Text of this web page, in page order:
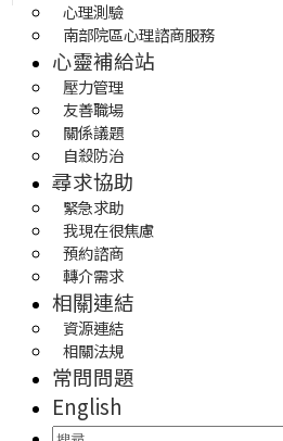
心理測驗
南部院區心理諮商服務
心靈補給站
壓力管理
友善職場
關係議題
自殺防治
尋求協助
緊急求助
我現在很焦慮
預約諮商
轉介需求
相關連結
資源連結
相關法規
常問問題
English